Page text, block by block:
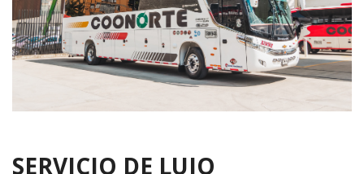
SERVICIO DE LUJO